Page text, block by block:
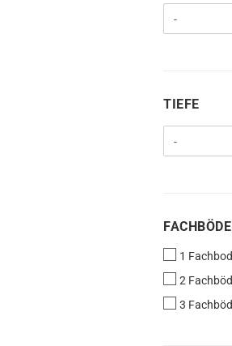
TIEFE
TIEFE
FACHBÖDEN
1
2
3